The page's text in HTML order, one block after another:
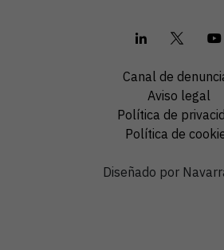
Canal de
Aviso legal
Política de
Política de
Diseñado por